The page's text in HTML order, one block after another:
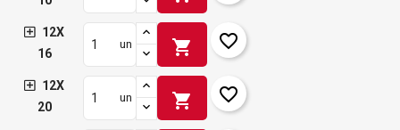
12X
16
un shopping_cart favorite_border
12X
20
un shopping_cart favorite_border